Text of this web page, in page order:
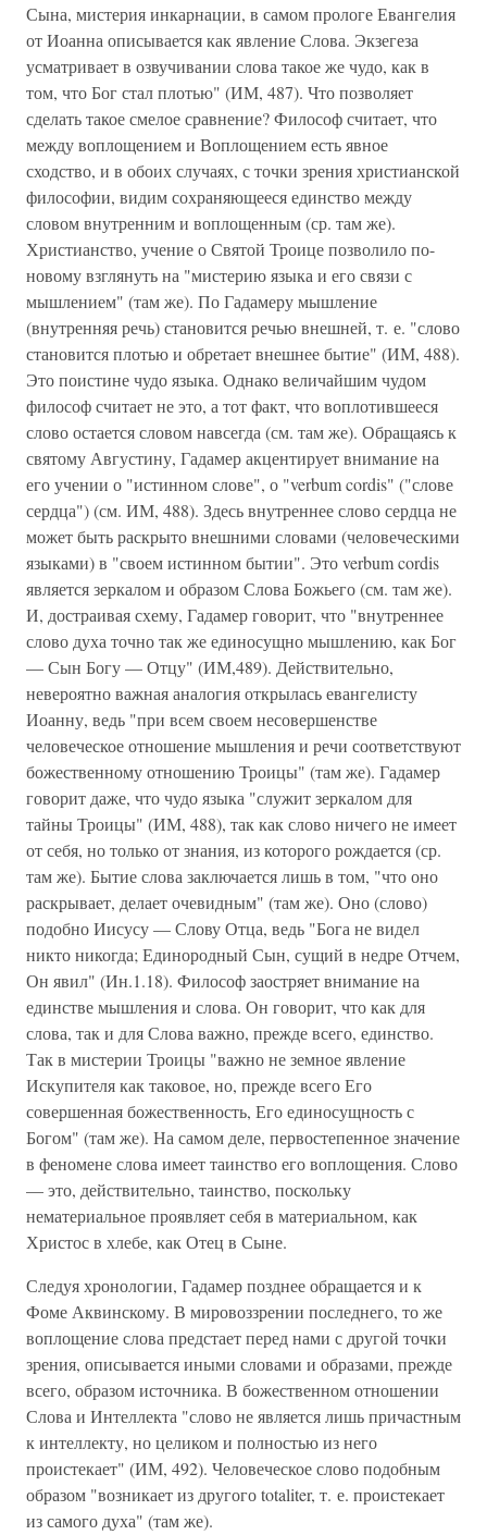
Сына, мистерия инкарнации, в самом прологе Евангелия
от Иоанна описывается как явление Слова. Экзегеза
усматривает в озвучивании слова такое же чудо, как в
том, что Бог стал плотью" (ИМ, 487). Что позволяет
сделать такое смелое сравнение? Философ считает, что
между воплощением и Воплощением есть явное
сходство, и в обоих случаях, с точки зрения христианской
философии, видим сохраняющееся единство между
словом внутренним и воплощенным (ср. там же).
Христианство, учение о Святой Троице позволило по-
новому взглянуть на "мистерию языка и его связи с
мышлением" (там же). По Гадамеру мышление
(внутренняя речь) становится речью внешней, т. е. "слово
становится плотью и обретает внешнее бытие" (ИМ, 488).
Это поистине чудо языка. Однако величайшим чудом
философ считает не это, а тот факт, что воплотившееся
слово остается словом навсегда (см. там же). Обращаясь к
святому Августину, Гадамер акцентирует внимание на
его учении о "истинном слове", о "verbum cordis" ("слове
сердца") (см. ИМ, 488). Здесь внутреннее слово сердца не
может быть раскрыто внешними словами (человеческими
языками) в "своем истинном бытии". Это verbum cordis
является зеркалом и образом Слова Божьего (см. там же).
И, достраивая схему, Гадамер говорит, что "внутреннее
слово духа точно так же единосущно мышлению, как Бог
— Сын Богу — Отцу" (ИМ,489). Действительно,
невероятно важная аналогия открылась евангелисту
Иоанну, ведь "при всем своем несовершенстве
человеческое отношение мышления и речи соответствуют
божественному отношению Троицы" (там же). Гадамер
говорит даже, что чудо языка "служит зеркалом для
тайны Троицы" (ИМ, 488), так как слово ничего не имеет
от себя, но только от знания, из которого рождается (ср.
там же). Бытие слова заключается лишь в том, "что оно
раскрывает, делает очевидным" (там же). Оно (слово)
подобно Иисусу — Слову Отца, ведь "Бога не видел
никто никогда; Единородный Сын, сущий в недре Отчем,
Он явил" (Ин.1.18). Философ заостряет внимание на
единстве мышления и слова. Он говорит, что как для
слова, так и для Слова важно, прежде всего, единство.
Так в мистерии Троицы "важно не земное явление
Искупителя как таковое, но, прежде всего Его
совершенная божественность, Его единосущность с
Богом" (там же). На самом деле, первостепенное значение
в феномене слова имеет таинство его воплощения. Слово
— это, действительно, таинство, поскольку
нематериальное проявляет себя в материальном, как
Христос в хлебе, как Отец в Сыне.
Следуя хронологии, Гадамер позднее обращается и к
Фоме Аквинскому. В мировоззрении последнего, то же
воплощение слова предстает перед нами с другой точки
зрения, описывается иными словами и образами, прежде
всего, образом источника. В божественном отношении
Слова и Интеллекта "слово не является лишь причастным
к интеллекту, но целиком и полностью из него
проистекает" (ИМ, 492). Человеческое слово подобным
образом "возникает из другого totaliter, т. е. проистекает
из самого духа" (там же).